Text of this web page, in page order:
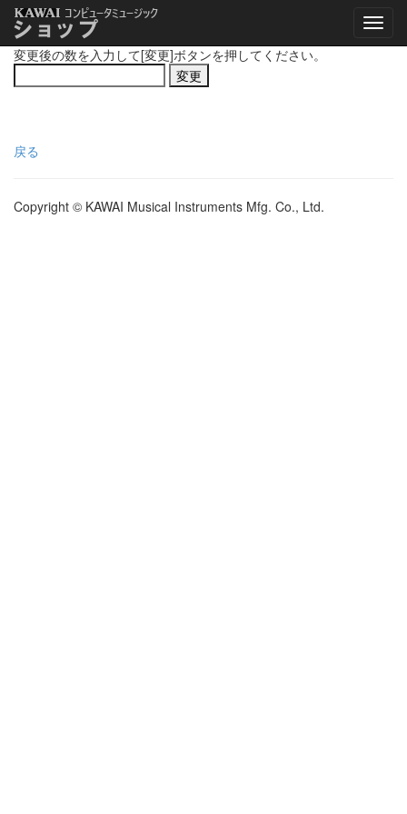
変更後の数を入力して[変更]ボタンを押してください。
戻る
Copyright © KAWAI Musical Instruments Mfg. Co., Ltd.